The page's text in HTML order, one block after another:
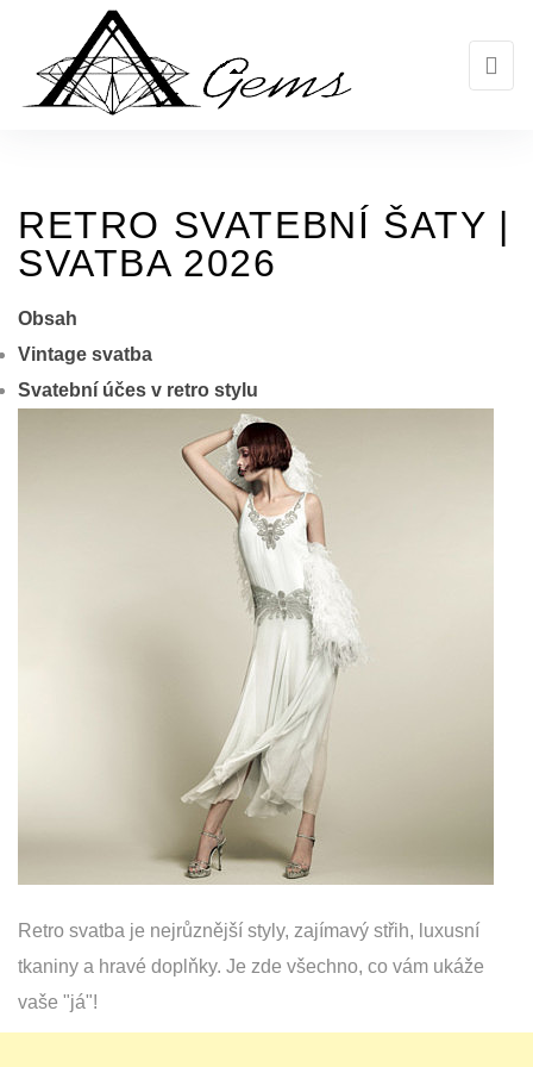
RETRO SVATEBNÍ ŠATY |
SVATBA 2026
Obsah
Vintage svatba
Svatební účes v retro stylu
Retro svatba je nejrůznější styly, zajímavý střih, luxusní
tkaniny a hravé doplňky. Je zde všechno, co vám ukáže
vaše "já"!